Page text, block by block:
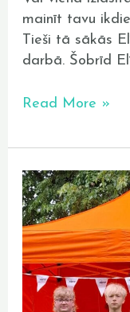
mainīt tavu
Tieši tā sākās
darbā. Šobrīd
Read More »
Bauskas
novada
svētki
Mežotnes
pilskalnā:
Spēles,
stāsti